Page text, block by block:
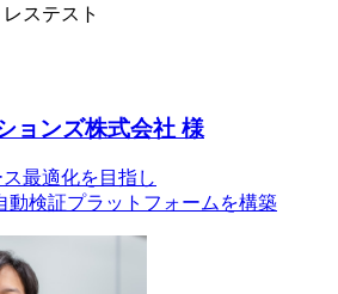
ステスト
ョンズ株式会社 様
最適化を目指し
動検証プラットフォームを構築